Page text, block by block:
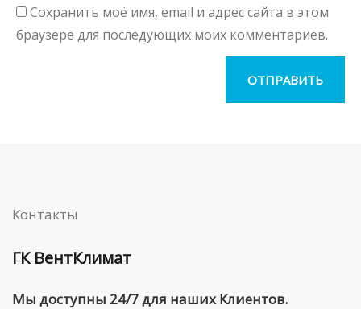
Сохранить моё имя, email и адрес сайта в этом
браузере для последующих моих комментариев.
Контакты
ГК ВентКлимат
Мы доступны 24/7 для наших Клиентов.